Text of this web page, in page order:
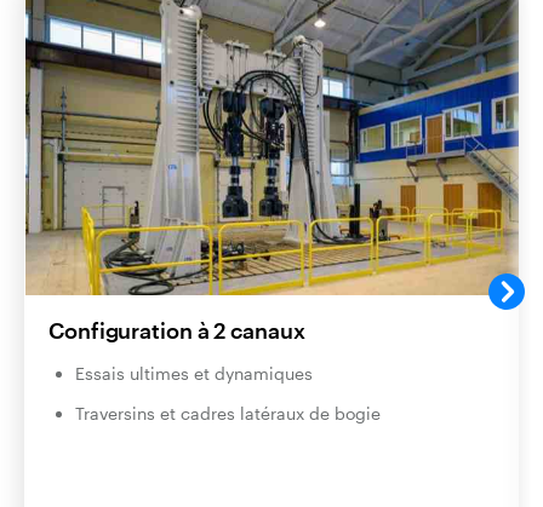
Configuration à 2 canaux
Essais ultimes et dynamiques
Traversins et cadres latéraux de bogie